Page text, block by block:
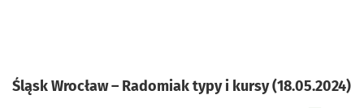
Śląsk Wrocław – Radomiak typy i kursy (18.05.2024)